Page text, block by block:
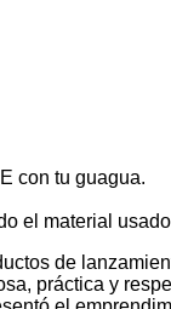
con tu guagua.
el material
de
práctica y